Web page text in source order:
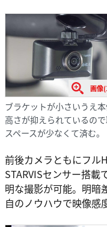
画像
ブラケットが小さいうえ
高さが抑えられているの
スペースが少なくて済む。
前後カメラともにフル
STARVISセンサー搭載
明な撮影が可能。明暗
自のノウハウで映像感